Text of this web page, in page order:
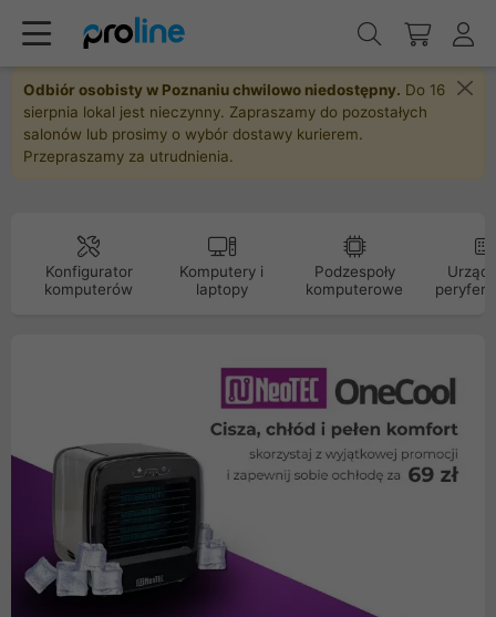
Odbiór osobisty w Poznaniu chwilowo niedostępny. Do 16
sierpnia lokal jest nieczynny. Zapraszamy do pozostałych
salonów lub prosimy o wybór dostawy kurierem.
Przepraszamy za utrudnienia.
Konfigurator
komputerów
Komputery i
laptopy
Podzespoły
komputerowe